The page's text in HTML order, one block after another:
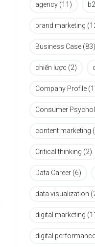
agency (11)
brand marketing
Business Case (83)
chiến lược (2)
Company Profile
Consumer
content marketing
Critical thinking (2)
Data Career (6)
data visualization
digital marketing
digital performance